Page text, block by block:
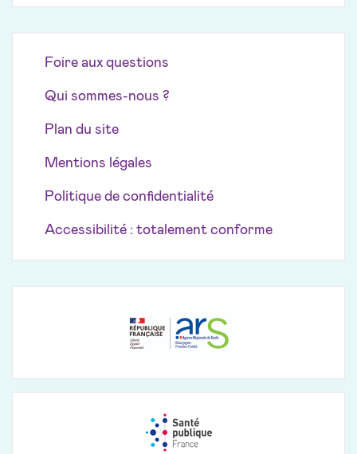
Foire aux questions
Qui sommes-nous ?
Plan du site
Mentions légales
Politique de confidentialité
Accessibilité : totalement conforme